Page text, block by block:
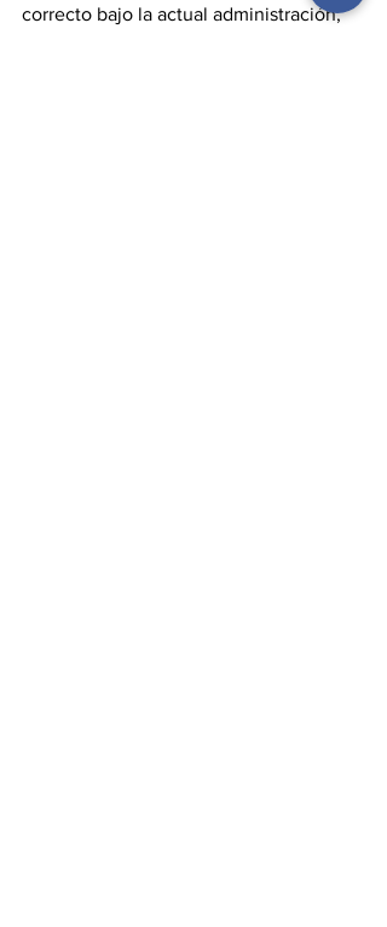
correcto bajo la actual administración,